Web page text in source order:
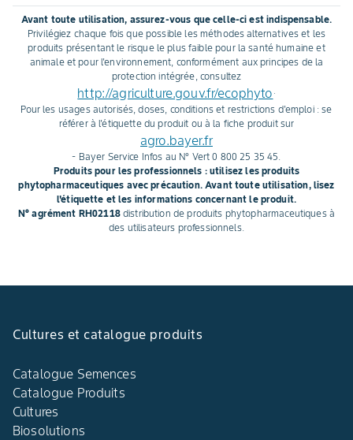
le gîte et le couvert à ces
coléoptères. Explications sur
son rôle de leurre.
Avant toute utilisation, assurez-vous que celle-ci est indispensable.
Privilégiez chaque fois que possible les méthodes alternatives et les
produits présentant le risque le plus faible pour la santé humaine et
animale et pour l'environnement, conformément aux principes de la
protection intégrée, consultez
http://agriculture.gouv.fr/ecophyto .
Pour les usages autorisés, doses, conditions et restrictions d'emploi : se
référer à l'étiquette du produit ou à la fiche produit sur
agro.bayer.fr
- Bayer Service Infos au N° Vert 0 800 25 35 45.
Produits pour les professionnels : utilisez les produits
phytopharmaceutiques avec précaution. Avant toute utilisation, lisez
l'étiquette et les informations concernant le produit.
N° agrément RH02118distribution de produits phytopharmaceutiques à
des utilisateurs professionnels.
Cultures et catalogue produits
Catalogue Semences
Catalogue Produits
Cultures
Biosolutions